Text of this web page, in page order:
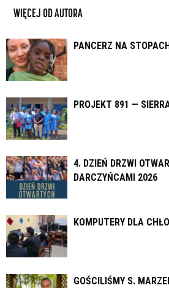
WIĘCEJ OD AUTORA
PANCERZ NA
PROJEKT 891 —
4. DZIEŃ DRZWI
DARCZYŃCAMI 2026
KOMPUTERY DLA
GOŚCILIŚMY S.